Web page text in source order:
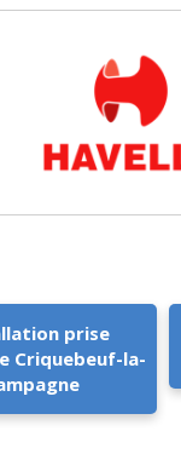
prise
Criquebeuf-la-